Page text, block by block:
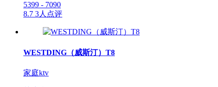
5399 - 7090
8.7 3人点评
WESTDING（威斯汀）T8
家庭ktv